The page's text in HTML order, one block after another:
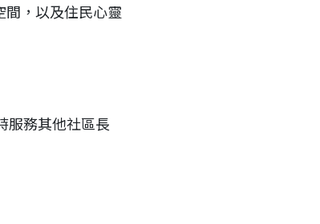
間，以及住民心靈
服務其他社區長